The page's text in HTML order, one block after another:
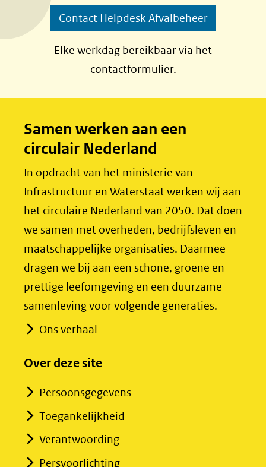
p
F
b
o
k
(opent
nieuw
naar
een
andere
website)
p
L
e
I
n
(opent
nieuw
naar
een
andere
website)
Contact Helpdesk Afvalbeheer
Elke werkdag bereikbaar via het
contactformulier.
Samen werken aan een
circulair Nederland
In opdracht van het ministerie van
Infrastructuur en Waterstaat werken wij aan
het circulaire Nederland van 2050. Dat doen
we samen met overheden, bedrijfsleven en
maatschappelijke organisaties. Daarmee
dragen we bij aan een schone, groene en
prettige leefomgeving en een duurzame
samenleving voor volgende generaties.
Ons verhaal
Over deze site
Persoonsgegevens
Toegankelijkheid
Verantwoording
Persvoorlichting